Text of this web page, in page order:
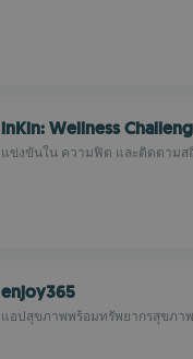
inKin: Wellness
แข่งขันใน ความฟิต และติดตามส
enjoy365
แอปสุขภาพพร้อมทรัพยากรสุขภา